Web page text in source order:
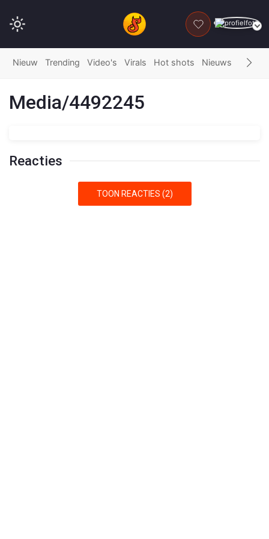
DONEER
Nieuw Trending Video's Virals Hot shots Nieuws Fails
Media/4492245
Reacties
TOON REACTIES (2)